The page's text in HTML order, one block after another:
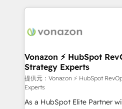
l'international, nous
delà d’une simple
➤ L’intégration de CRM et de
pour aligner les équipes
support client (data
audit et maintenance) ➤ La création de sites internet
de conversion qui
Vonazon ⚡ HubSpot
Strategy Experts
提供元：Vonazon ⚡ HubSpot
Experts
As a HubSpot Elite Partner